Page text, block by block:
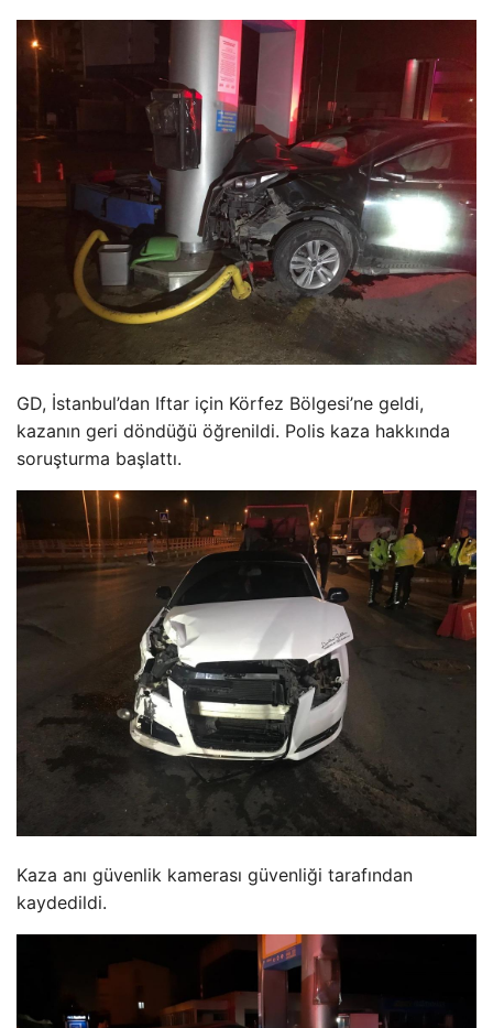
GD, İstanbul’dan Iftar için Körfez Bölgesi’ne geldi,
kazanın geri döndüğü öğrenildi. Polis kaza hakkında
soruşturma başlattı.
Kaza anı güvenlik kamerası güvenliği tarafından
kaydedildi.